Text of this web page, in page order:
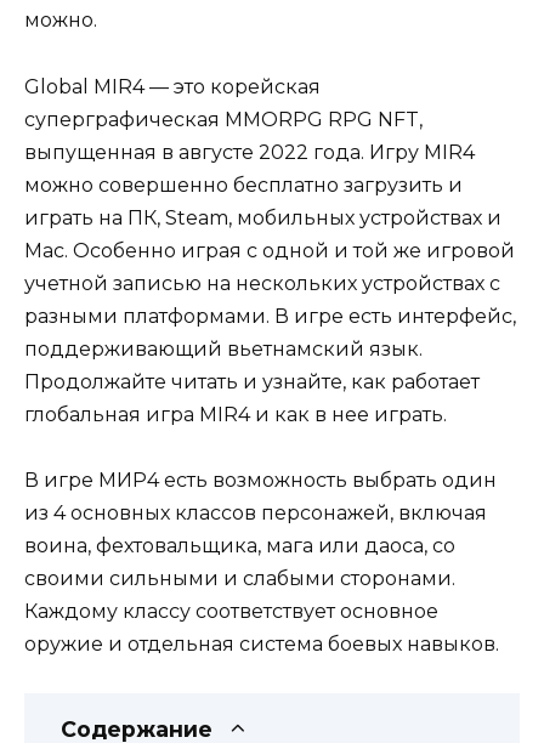
можно.
Global MIR4 — это корейская
суперграфическая MMORPG RPG NFT,
выпущенная в августе 2022 года. Игру MIR4
можно совершенно бесплатно загрузить и
играть на ПК, Steam, мобильных устройствах и
Mac. Особенно играя с одной и той же игровой
учетной записью на нескольких устройствах с
разными платформами. В игре есть интерфейс,
поддерживающий вьетнамский язык.
Продолжайте читать и узнайте, как работает
глобальная игра MIR4 и как в нее играть.
В игре МИР4 есть возможность выбрать один
из 4 основных классов персонажей, включая
воина, фехтовальщика, мага или даоса, со
своими сильными и слабыми сторонами.
Каждому классу соответствует основное
оружие и отдельная система боевых навыков.
Содержание